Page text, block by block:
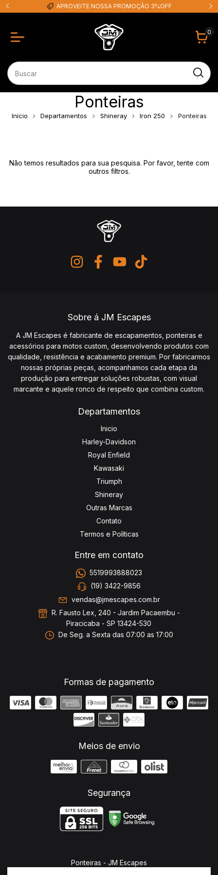
APROVEITE NOSSA PROMOÇÃO 3%OFF
0
Ponteiras
Início Departamentos Shineray Iron 250 Ponteiras
Não temos resultados para sua pesquisa. Por favor, tente com
outros filtros.
Sobre á JM Escapes
A JM Escapes é fabricante de escapamentos, ponteiras e
acessórios para motos custom, desenvolvendo produtos com
qualidade, resistência e acabamento premium. Por fabricarmos
nossas próprias peças, acompanhamos cada etapa da
produção para entregar soluções robustas, com visual
marcante e aquele ronco de respeito que combina custom.
Departamentos
Inicio
Harley-Davidson
Royal Enfield
Kawasaki
Triumph
Shineray
Outras Marcas
Contato
Termos e Políticas
Entre em contato
5519993888023
(19) 3422-9856
vendas@jmescapes.com.br
R. Fausto Lex, 240 - Jardim Pacaembu -
Piracicaba - SP 13424-530
De Seg. a Sexta das 07:00 as 17:00
Formas de pagamento
Meios de envio
Segurança
Ponteiras - JM Escapes